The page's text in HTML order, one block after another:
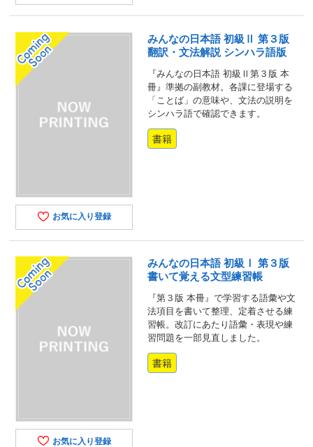
お気に入り登録
みんなの日本語 初級Ⅱ 第３版
翻訳・文法解説 シンハラ語版
『みんなの日本語 初級Ⅱ第３版 本
冊』準拠の副教材。各課に登場する
「ことば」の意味や、文法の説明を
シンハラ語で確認できます。
書籍
お気に入り登録
みんなの日本語 初級Ⅰ 第３版
書いて覚える文型練習帳
『第３版 本冊』で学習する語彙や文
法項目を書いて整理、定着させる練
習帳。改訂にあたり語彙・表現や練
習問題を一部見直しました。
書籍